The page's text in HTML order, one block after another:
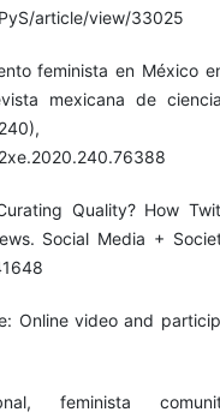
article/view/33025
feminista en México
mexicana de
Quality? How
Social Media +
Online video and
feminista